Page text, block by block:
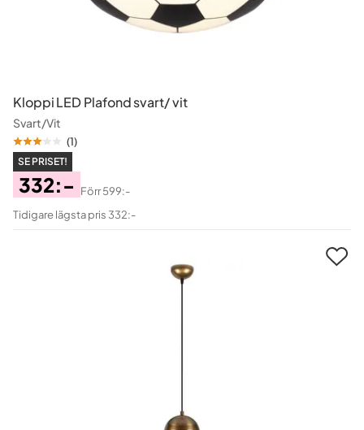
Kloppi LED Plafond svart/ vit
Svart/Vit
(1)
SE PRISET!
Pris
332:-
Original
Pris
Förr599:-
Tidigare lägsta pris 332:-